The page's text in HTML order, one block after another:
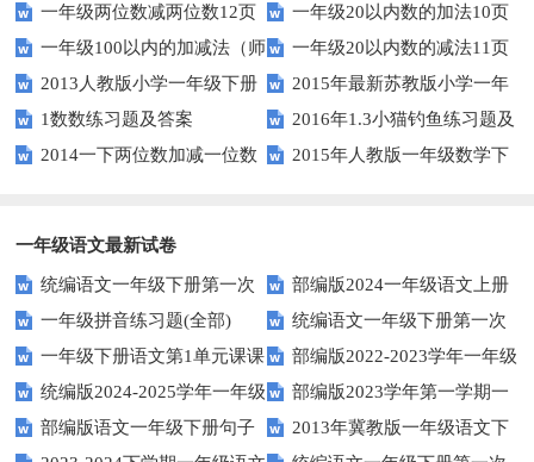
册期末素养测评卷（考试版A4
人教版）
一年级两位数减两位数12页
一年级20以内数的加法10页
一年级100以内的加减法（师
版）
一年级20以内数的减法11页
2013人教版小学一年级下册
第三单元整理与复习（一）练习
题
2015年最新苏教版小学一年
级数学下册第一次月考试卷
1数数练习题及答案
2016年1.3小猫钓鱼练习题及
答案
2014一下两位数加减一位数
2015年人教版一年级数学下
一年级语文最新试卷
统编语文一年级下册第一次
月考测试题7
部编版2024一年级语文上册
第一单元检测卷
一年级拼音练习题(全部)
统编语文一年级下册第一次
月考测试题6
一年级下册语文第1单元课课
练
部编版2022-2023学年一年级
语文下册期中复习卷
统编版2024-2025学年一年级
语文上册期末巩固测试卷
部编版2023学年第一学期一
年级语文期中综合试卷
部编版语文一年级下册句子
2013年冀教版一年级语文下